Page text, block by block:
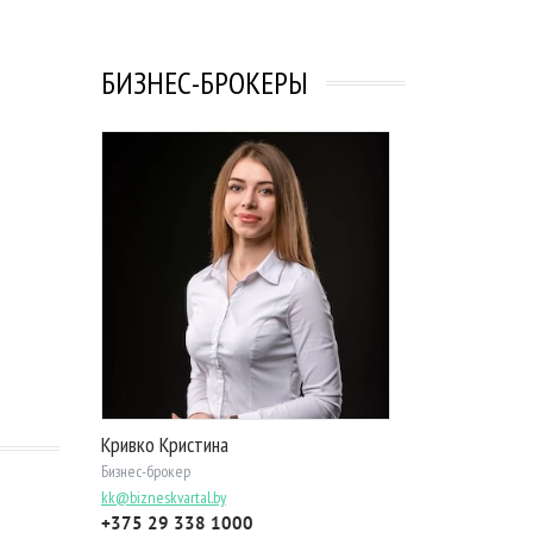
БИЗНЕС-БРОКЕРЫ
Кривко Кристина
Бизнес-брокер
kk@bizneskvartal.by
+375 29 338 1000